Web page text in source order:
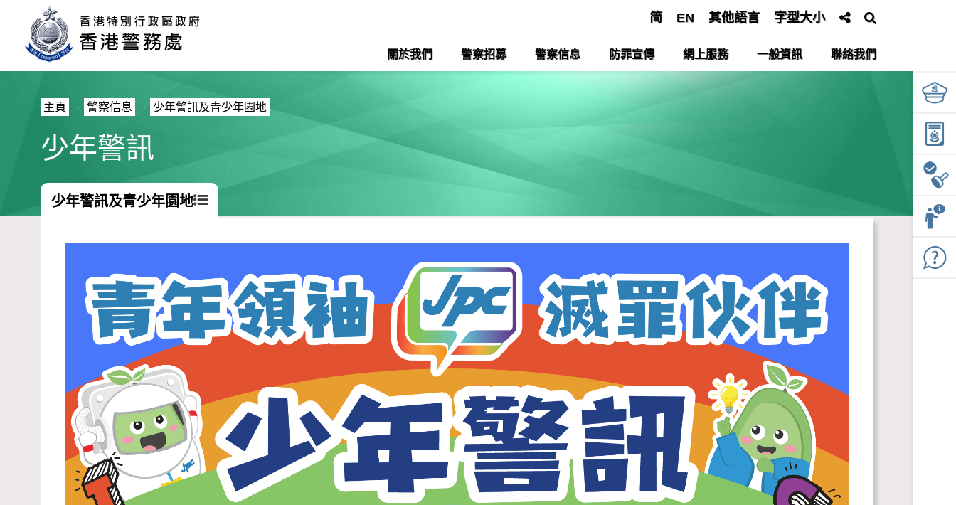
關於我們 警察招募 警察信息 防罪宣傳 網上服務 一般資訊 聯絡我們
简 EN 其他語言 字型大小
主頁 · 警察信息 · 少年警訊及青少年園地
少年警訊
少年警訊及青少年園地